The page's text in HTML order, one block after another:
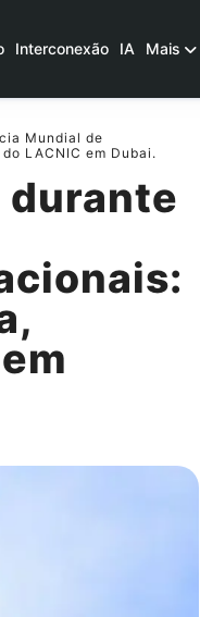
Interconexão IA Mais
Mundial de
LACNIC em Dubai.
durante